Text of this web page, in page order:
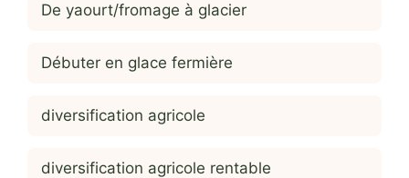
De yaourt/fromage à glacier
Débuter en glace fermière
diversification agricole
diversification agricole rentable